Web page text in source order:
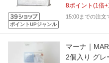
ポイントUPジャンル
8ポイント (1倍+
15:00までの注文
マーナ｜
2個入り グレ